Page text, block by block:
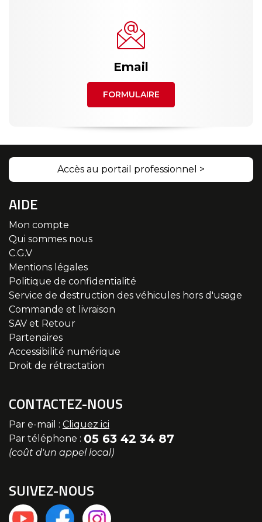
Email
FORMULAIRE
Accès au portail professionnel >
AIDE
Mon compte
Qui sommes nous
C.G.V
Mentions légales
Politique de confidentialité
Service de destruction des véhicules hors d'usage
Commande et livraison
SAV et Retour
Partenaires
Accessibilité numérique
Droit de rétractation
CONTACTEZ-NOUS
Par e-mail : Cliquez ici
Par téléphone : 05 63 42 34 87
(coût d'un appel local)
SUIVEZ-NOUS